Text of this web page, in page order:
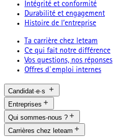
Intégrité et conformité
Durabilité et engagement
Histoire de l’entreprise
Ta carrière chez leteam
Ce qui fait notre différence
Vos questions, nos réponses
Offres d`emploi internes
Candidat·e·s
Entreprises
Qui sommes-nous ?
Carrières chez leteam